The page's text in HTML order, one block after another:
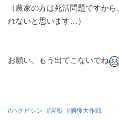
（農家の方は死活問題ですか
れないと思います…）
お願い、もう出てこないでね
#ハクビシン #害獣 #捕獲大作戦